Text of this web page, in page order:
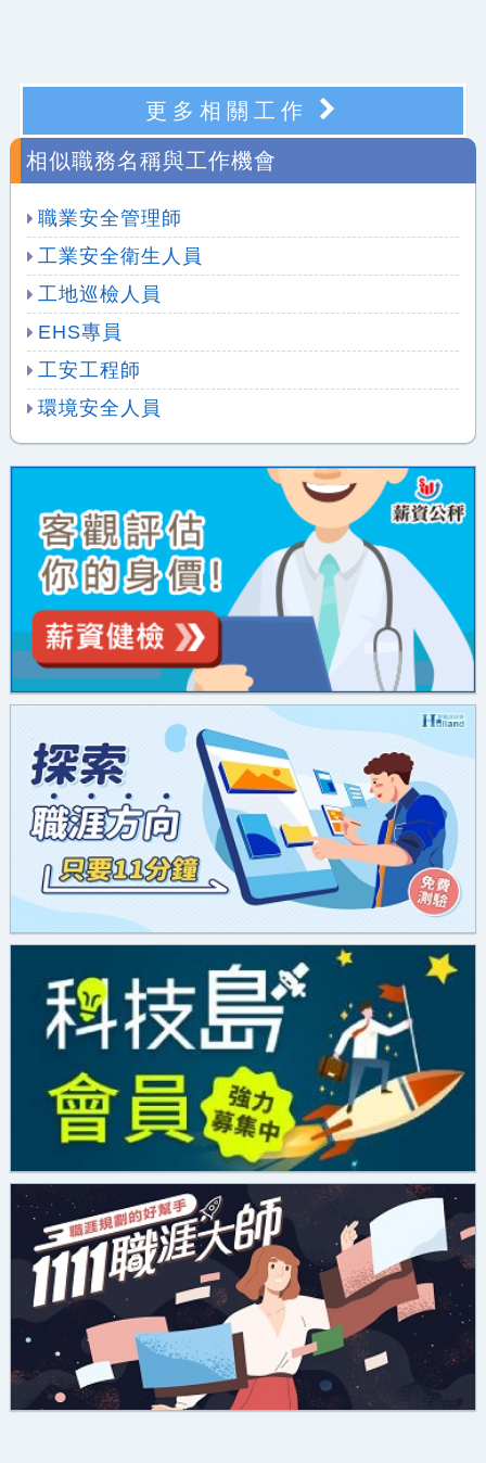
更多相關工作
相似職務名稱與工作機會
職業安全管理師
工業安全衛生人員
工地巡檢人員
EHS專員
工安工程師
環境安全人員